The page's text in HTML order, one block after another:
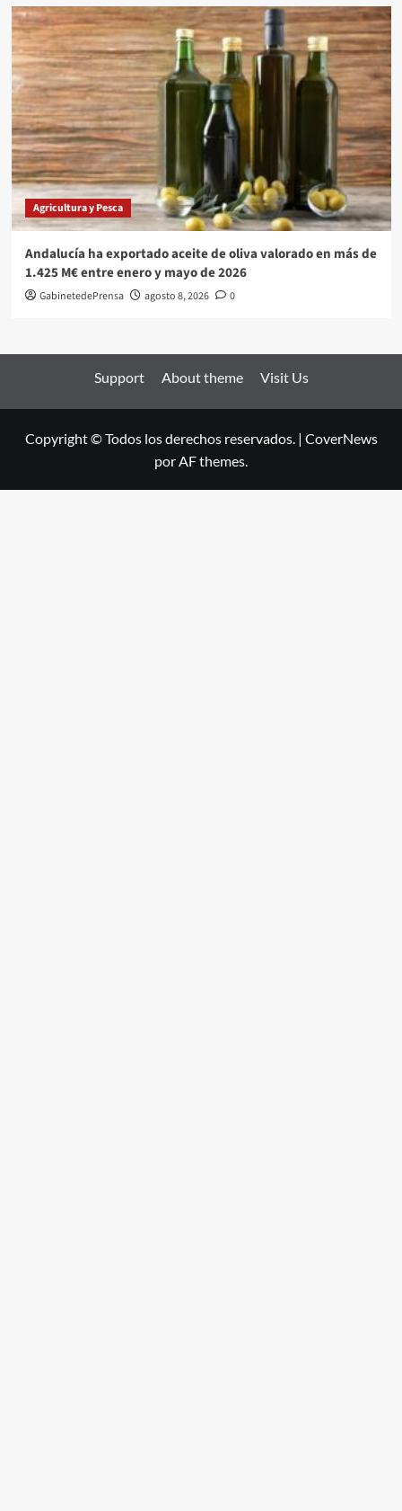
Agricultura y Pesca
Andalucía ha exportado aceite de oliva valorado en más de
1.425 M€ entre enero y mayo de 2026
GabinetedePrensa agosto 8, 2026 0
Support About theme Visit Us
Copyright © Todos los derechos reservados. | CoverNews
por AF themes.